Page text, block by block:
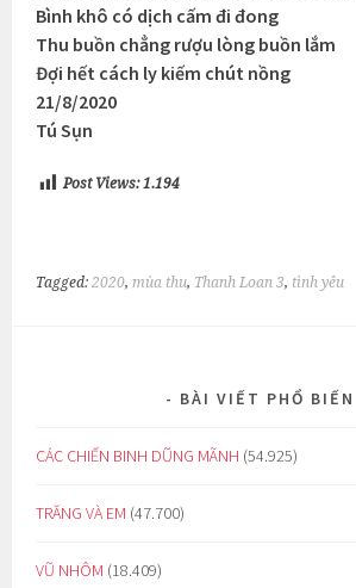
Bình khô có dịch cấm đi đong
Thu buồn chẳng rượu lòng buồn lắm
Đợi hết cách ly kiếm chút nồng
21/8/2020
Tú Sụn
Post Views: 1.194
Tagged:2020,mùa thu, Thanh Loan 3, tình yêu
BÀI VIẾT PHỔ BIẾN
CÁC CHIẾN BINH DŨNG MÃNH (54.925)
TRĂNG VÀ EM (47.700)
VŨ NHÔM (18.409)